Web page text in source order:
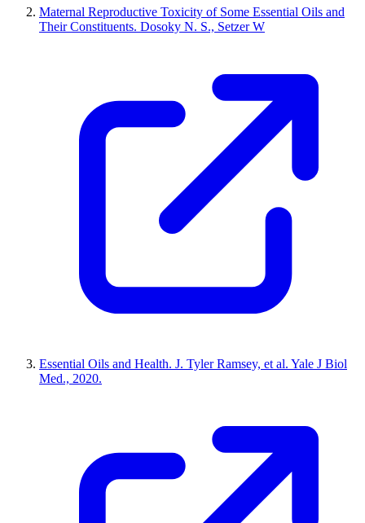
Maternal Reproductive Toxicity of Some Essential Oils and
Their Constituents. Dosoky N. S., Setzer W
Essential Oils and Health. J. Tyler Ramsey, et al. Yale J Biol
Med., 2020.